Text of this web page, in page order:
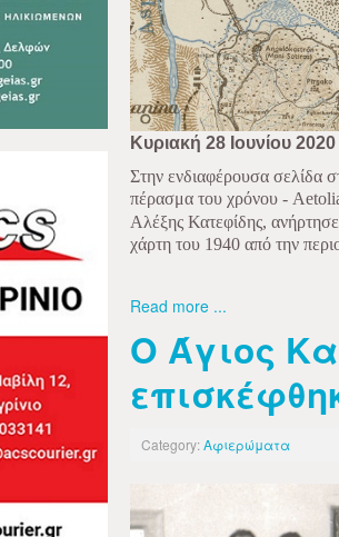
Κυριακή 28 Ιουνίου 2020
Στην ενδιαφέρουσα σελίδα
πέρασμα του χρόνου -
Αλέξης Κατεφίδης,
χάρτη του 1940 από την
Read more ...
Ο Άγιος
Category:Αφιερώματα